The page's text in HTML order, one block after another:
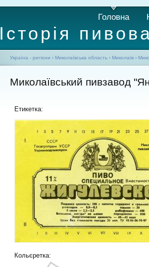
Історія
Головна
Україна - регіони › Миколаївська область › Миколаїв ›
Миколаївський пивзавод
Етикетка:
Кольєретка: